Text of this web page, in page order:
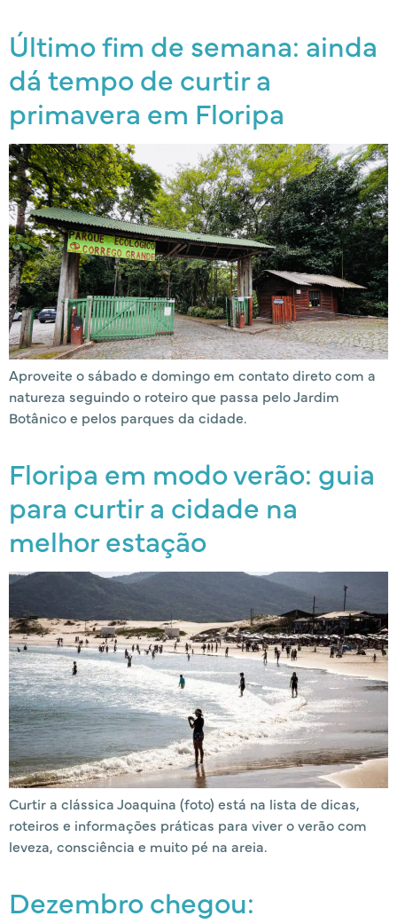
Último fim de semana: ainda
dá tempo de curtir a
primavera em Floripa
Aproveite o sábado e domingo em contato direto com a
natureza seguindo o roteiro que passa pelo Jardim
Botânico e pelos parques da cidade.
Floripa em modo verão: guia
para curtir a cidade na
melhor estação
Curtir a clássica Joaquina (foto) está na lista de dicas,
roteiros e informações práticas para viver o verão com
leveza, consciência e muito pé na areia.
Dezembro chegou: